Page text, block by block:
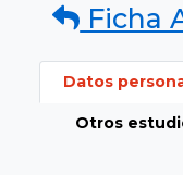
Ficha
Datos
Otros